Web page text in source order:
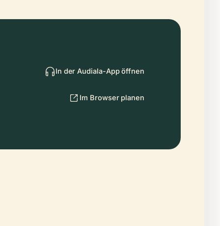
In der Audiala-App öffnen
Im Browser planen